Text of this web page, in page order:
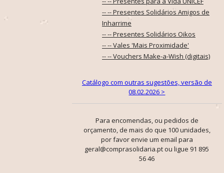
-- -- Presentes Solidários Amigos de
Inharrime
-- -- Presentes Solidários Oikos
-- -- Vales 'Mais Proximidade'
-- -- Vouchers Make-a-Wish (digitais)
Catálogo com outras sugestões, versão de
08.02.2026 >
Para encomendas, ou pedidos de
orçamento, de mais do que 100 unidades,
por favor envie um email para
geral@comprasolidaria.pt ou ligue 91 895
56 46